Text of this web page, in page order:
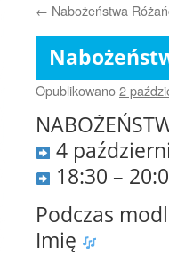
treści
← Nabożeństwa
Opublikowano2
4
18:30 –
Podczas
Imię